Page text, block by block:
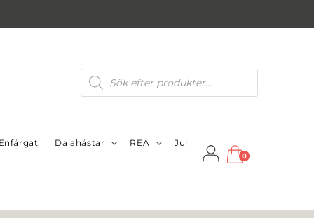
Produktsökning
Dalahästar REA Jul
0